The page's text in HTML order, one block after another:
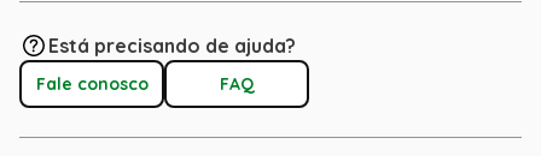
Está precisando de ajuda?
Fale conosco FAQ